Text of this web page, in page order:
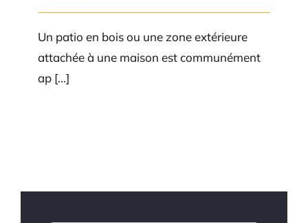
Un patio en bois ou une zone extérieure
attachée à une maison est communément
ap [...]